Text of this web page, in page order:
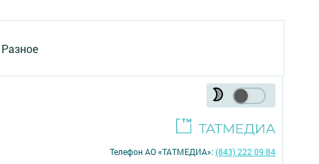
Разное
Телефон АО «ТАТМЕДИА»:(843) 222 09 84